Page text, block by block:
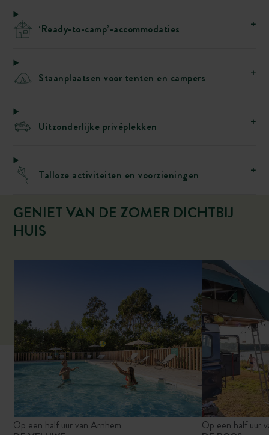
‘Ready-to-camp’-accommodaties
Staanplaatsen voor tenten en campers
Uitzonderlijke privéplekken
Talloze activiteiten en voorzieningen
GENIET VAN DE ZOMER DICHTBIJ
HUIS
Op een half uur van Arnhem
Op een half uur